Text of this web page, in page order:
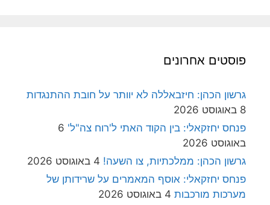
פוסטים אחרונים
גרשון הכהן: חיזבאללה לא יוותר על חובת ההתנגדות
8 באוגוסט 2026
פנחס יחזקאלי: בין הקוד האתי ל'רוח צה"ל' 6
באוגוסט 2026
גרשון הכהן: ממלכתיות, צו השעה! 4 באוגוסט 2026
פנחס יחזקאלי: אוסף המאמרים על שרידותן של
מערכות מורכבות 4 באוגוסט 2026